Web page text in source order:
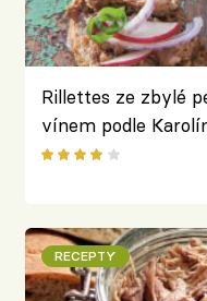
Rillettes ze zbylé
vínem podle
RECEPTY